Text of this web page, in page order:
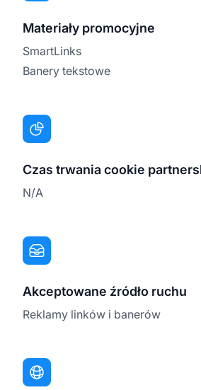
Materiały promocyjne
SmartLinks
Banery tekstowe
Czas trwania cookie
N/A
Akceptowane źródło ruchu
Reklamy linków i banerów